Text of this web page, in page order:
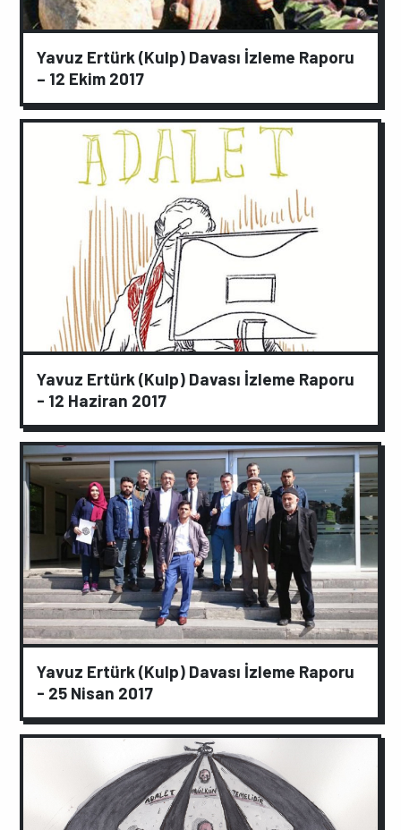
Yavuz Ertürk (Kulp) Davası İzleme Raporu
– 12 Ekim 2017
Yavuz Ertürk (Kulp) Davası İzleme Raporu
- 12 Haziran 2017
Yavuz Ertürk (Kulp) Davası İzleme Raporu
- 25 Nisan 2017